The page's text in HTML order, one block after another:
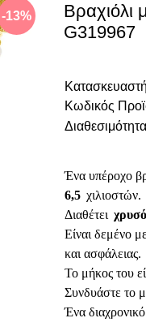
-13%
Βραχιόλι
G319967
Κωδικός
Ένα υπέροχο
6,5 χιλιοστών.
Διαθέτει χρυσό
Είναι δεμένο
και ασφάλειας.
Το μήκος του
Συνδυάστε το
Ένα